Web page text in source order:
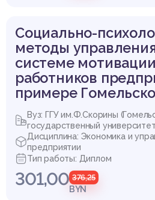
Социально-
методы
системе
работников
примере
Вуз: ГГУ им.Ф.Скорины
государственный
Дисциплина: Экономика и
предприятии
Тип работы: Диплом
301,00 376,25
BYN